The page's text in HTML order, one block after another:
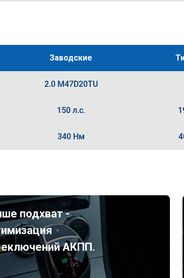
Заводские
2.0 M47D20TU
150 л.с.
340 Нм
подхват -
АКПП.